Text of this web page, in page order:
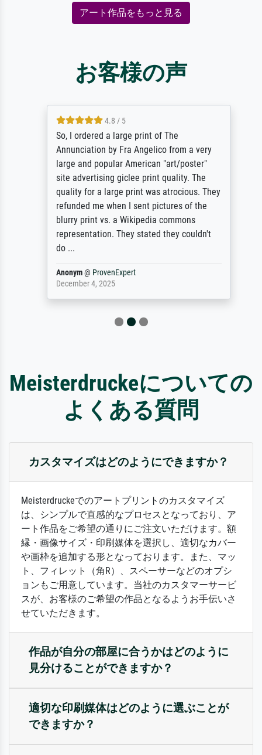
アート作品をもっと見る
お客様の声
4.8 / 5
So, I ordered a large print of The
Annunciation by Fra Angelico from a very
large and popular American "art/poster"
site advertising giclee print quality. The
quality for a large print was atrocious. They
refunded me when I sent pictures of the
blurry print vs. a Wikipedia commons
representation. They stated they couldn't
do ...
Anonym@ProvenExpert
December 4, 2025
Meisterdruckeについての
よくある質問
カスタマイズはどのようにできますか？
Meisterdruckeでのアートプリントのカスタマイズ
は、シンプルで直感的なプロセスとなっており、ア
ート作品をご希望の通りにご注文いただけます。額
縁・画像サイズ・印刷媒体を選択し、適切なカバー
や画枠を追加する形となっております。また、マッ
ト、フィレット（角R）、スペーサーなどのオプシ
ョンもご用意しています。当社のカスタマーサービ
スが、お客様のご希望の作品となるようお手伝いさ
せていただきます。
作品が自分の部屋に合うかはどのように
見分けることができますか？
適切な印刷媒体はどのように選ぶことが
できますか？